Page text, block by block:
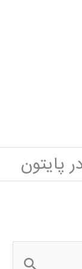
پایتون